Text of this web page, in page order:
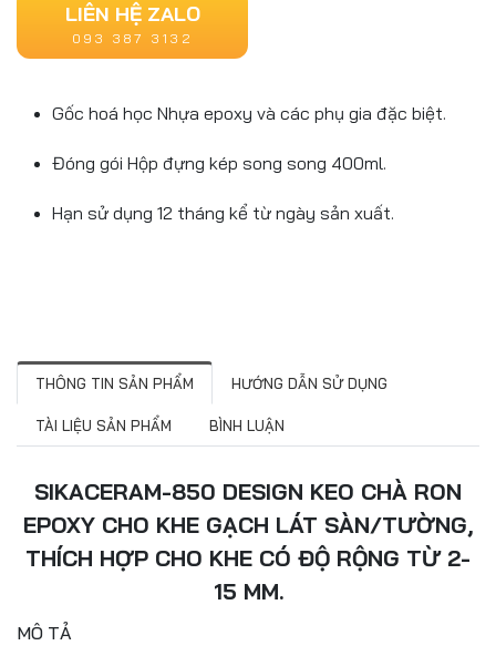
LIÊN HỆ ZALO
093 387 3132
Gốc hoá học Nhựa epoxy và các phụ gia đặc biệt.
Đóng gói Hộp đựng kép song song 400ml.
Hạn sử dụng 12 tháng kể từ ngày sản xuất.
THÔNG TIN SẢN PHẨM HƯỚNG DẪN SỬ DỤNG
TÀI LIỆU SẢN PHẨM BÌNH LUẬN
SIKACERAM-850 DESIGN KEO CHÀ RON
EPOXY CHO KHE GẠCH LÁT SÀN/TƯỜNG,
THÍCH HỢP CHO KHE CÓ ĐỘ RỘNG TỪ 2-
15 MM.
MÔ TẢ